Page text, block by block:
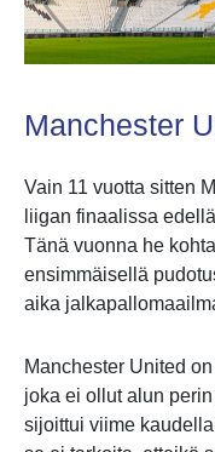
Manchester
Vain 11 vuotta sitten
liigan finaalissa
Tänä vuonna he
ensimmäisellä
aika
Manchester United
joka ei ollut alun
sijoittui viime